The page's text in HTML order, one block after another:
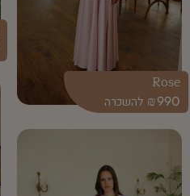
990
₪
Rose